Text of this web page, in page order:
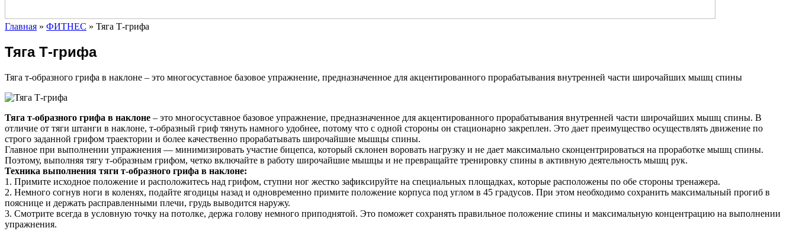
Главная » ФИТНЕС » Тяга Т-грифа
Тяга Т-грифа
Тяга т-образного грифа в наклоне – это многосуставное базовое упражнение, предназначенное для акцентированного прорабатывания внутренней части широчайших мышц спины
Тяга т-образного грифа в наклоне – это многосуставное базовое упражнение, предназначенное для акцентированного прорабатывания внутренней части широчайших мышц спины. В
отличие от тяги штанги в наклоне, т-образный гриф тянуть намного удобнее, потому что с одной стороны он стационарно закреплен. Это дает преимущество осуществлять движение по
строго заданной грифом траектории и более качественно прорабатывать широчайшие мышцы спины.
Главное при выполнении упражнения — минимизировать участие бицепса, который склонен воровать нагрузку и не дает максимально сконцентрироваться на проработке мышц спины.
Поэтому, выполняя тягу т-образным грифом, четко включайте в работу широчайшие мышцы и не превращайте тренировку спины в активную деятельность мышц рук.
Техника выполнения тяги т-образного грифа в наклоне:
1. Примите исходное положение и расположитесь над грифом, ступни ног жестко зафиксируйте на специальных площадках, которые расположены по обе стороны тренажера.
2. Немного согнув ноги в коленях, подайте ягодицы назад и одновременно примите положение корпуса под углом в 45 градусов. При этом необходимо сохранить максимальный прогиб в
пояснице и держать расправленными плечи, грудь выводится наружу.
3. Смотрите всегда в условную точку на потолке, держа голову немного приподнятой. Это поможет сохранять правильное положение спины и максимальную концентрацию на выполнении
упражнения.